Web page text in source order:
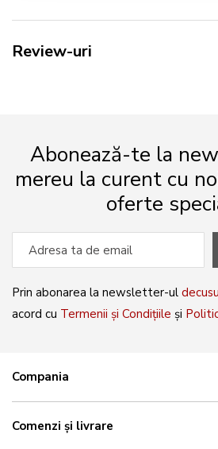
Review-uri
Abonează-te la
mereu la curent cu
oferte
Prin abonarea la newsletter-ul
acord cu Termenii și Condițiile și
Compania
Comenzi și livrare